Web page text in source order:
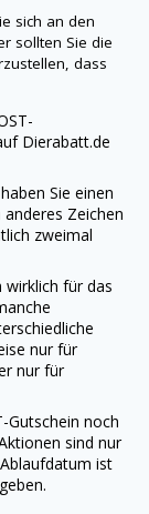
sich an den
sollten Sie die
dass
-
Dierabatt.de
Sie einen
Zeichen
zweimal
wirklich für das
nur für
nur für
-Gutschein noch
sind nur
ist